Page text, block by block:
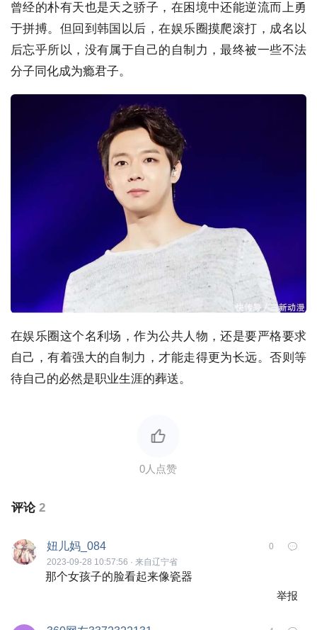
曾经的朴有天也是天之骄子，在困境中还能逆流而上勇
于拼搏。但回到韩国以后，在娱乐圈摸爬滚打，成名以
后忘乎所以，没有属于自己的自制力，最终被一些不法
分子同化成为瘾君子。
在娱乐圈这个名利场，作为公共人物，还是要严格要求
自己，有着强大的自制力，才能走得更为长远。否则等
待自己的必然是职业生涯的葬送。
评论 2
妞儿妈_084
2023-09-28 10:57:56 · 来自辽宁省
0
那个女孩子的脸看起来像瓷器
举报